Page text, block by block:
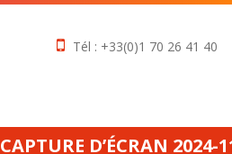
Tél : +33(0)1 70 26 41 40
CAPTURE D’ÉCRAN 2024-